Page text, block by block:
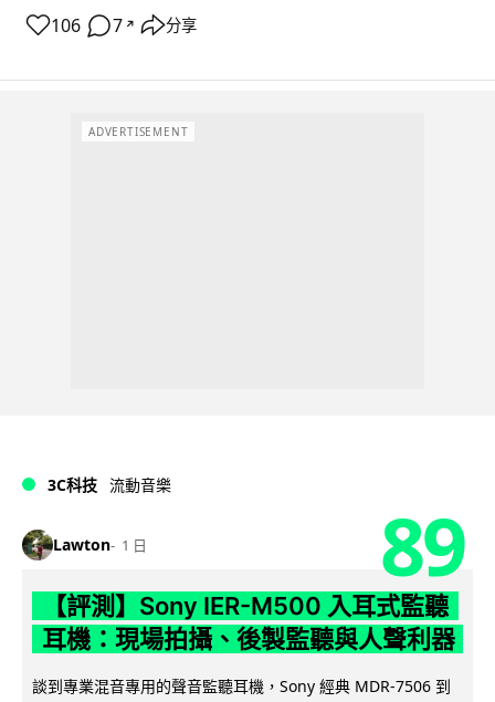
106 7 ↗ 分享
ADVERTISEMENT
3C科技 流動音樂
Lawton 1 日 89
【評測】Sony IER-M500 入耳式監聽
耳機：現場拍攝、後製監聽與人聲利器
談到專業混音專用的聲音監聽耳機，Sony 經典 MDR-7506 到